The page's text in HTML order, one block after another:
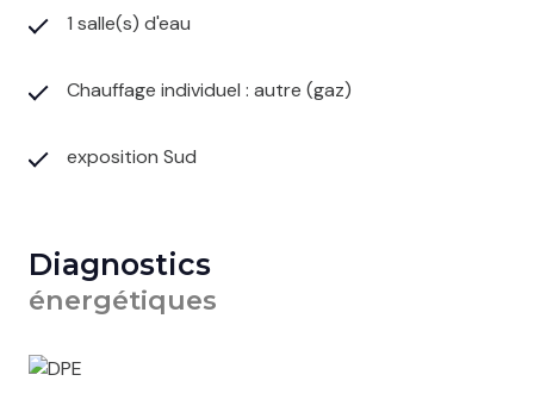
1 salle(s) d'eau
Chauffage individuel : autre (gaz)
exposition Sud
Diagnostics
énergétiques